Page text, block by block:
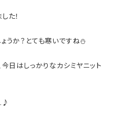
た！
うか？とても寒いですね⛄️
今日はしっかりなカシミヤニット